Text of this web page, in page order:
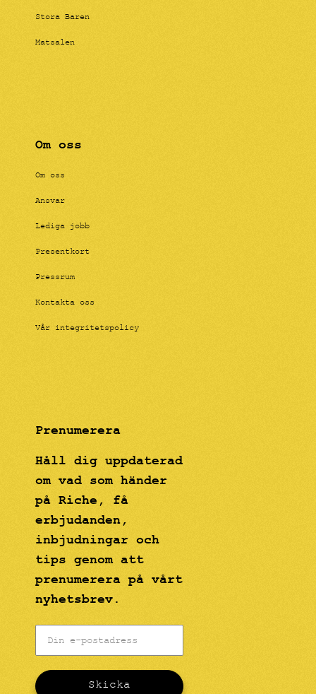
Stora Baren
Matsalen
Om oss
Om oss
Ansvar
Lediga jobb
Presentkort
Pressrum
Kontakta oss
Vår integritetspolicy
Prenumerera
Håll dig uppdaterad
om vad som händer
på Riche, få
erbjudanden,
inbjudningar och
tips genom att
prenumerera på vårt
nyhetsbrev.
Skicka